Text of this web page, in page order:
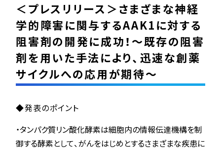
＜プレスリリース＞さまざまな神経
学的障害に関与するAAK1に対する
阻害剤の開発に成功！～既存の阻害
剤を用いた手法により、迅速な創薬
サイクルへの応用が期待～
◆発表のポイント
・タンパク質リン酸化酵素は細胞内の情報伝達機構を制
御する酵素として、がんをはじめとするさまざまな疾患に